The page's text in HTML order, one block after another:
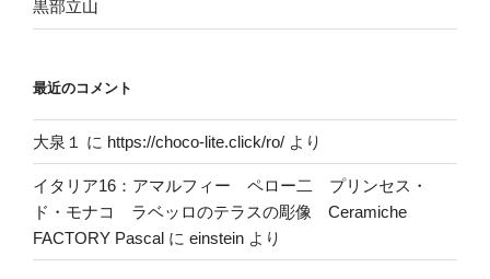
黒部立山
最近のコメント
大泉１ に https://choco-lite.click/ro/ より
イタリア16：アマルフィー ペロー二 プリンセス・
ド・モナコ ラベッロのテラスの彫像 Ceramiche
FACTORY Pascal に einstein より